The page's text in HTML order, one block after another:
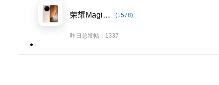
荣耀Magic8系列 (1578)
昨日总发帖：1337